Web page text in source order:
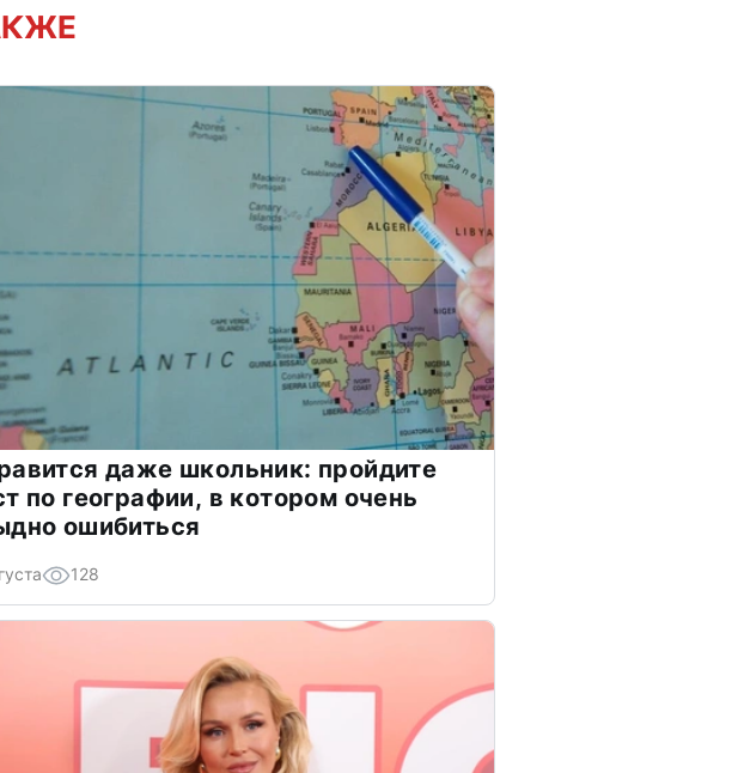
даже школьник: пройдите
по географии, в котором очень
ошибиться
128